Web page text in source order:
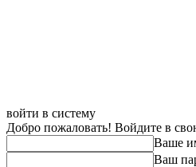
войти в систему
Добро пожаловать! Войдите в
Ваше
Ваш